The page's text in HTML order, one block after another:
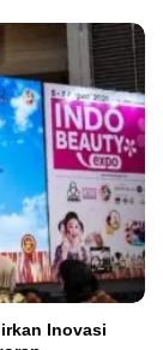
Inovasi